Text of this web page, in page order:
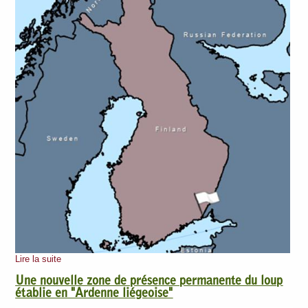
Lire la suite
Une nouvelle zone de présence permanente du loup
établie en "Ardenne liégeoise"